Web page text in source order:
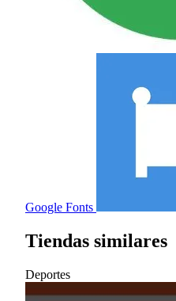
Google Fonts
Tiendas similares
Deportes